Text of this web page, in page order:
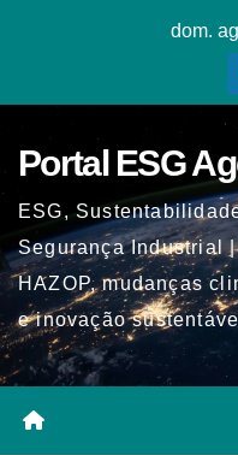
dom.
Portal ESG
ESG,
Segurança Industrial
HAZOP, mudanças
e inovação